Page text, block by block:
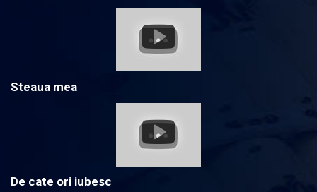
Steaua mea
De cate ori iubesc